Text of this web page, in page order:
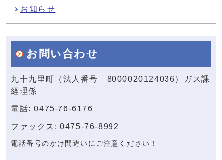
お知らせ
お問い合わせ
九十九里町（法人番号 8000020124036）ガス課
経理係
電話: 0475-76-6176
ファックス: 0475-76-8992
電話番号のかけ間違いにご注意ください！